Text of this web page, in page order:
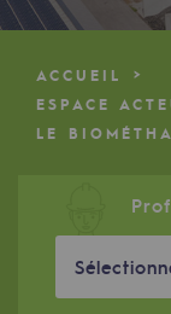
Une
Une
Notre
ACCUEIL
ESPACE
LE